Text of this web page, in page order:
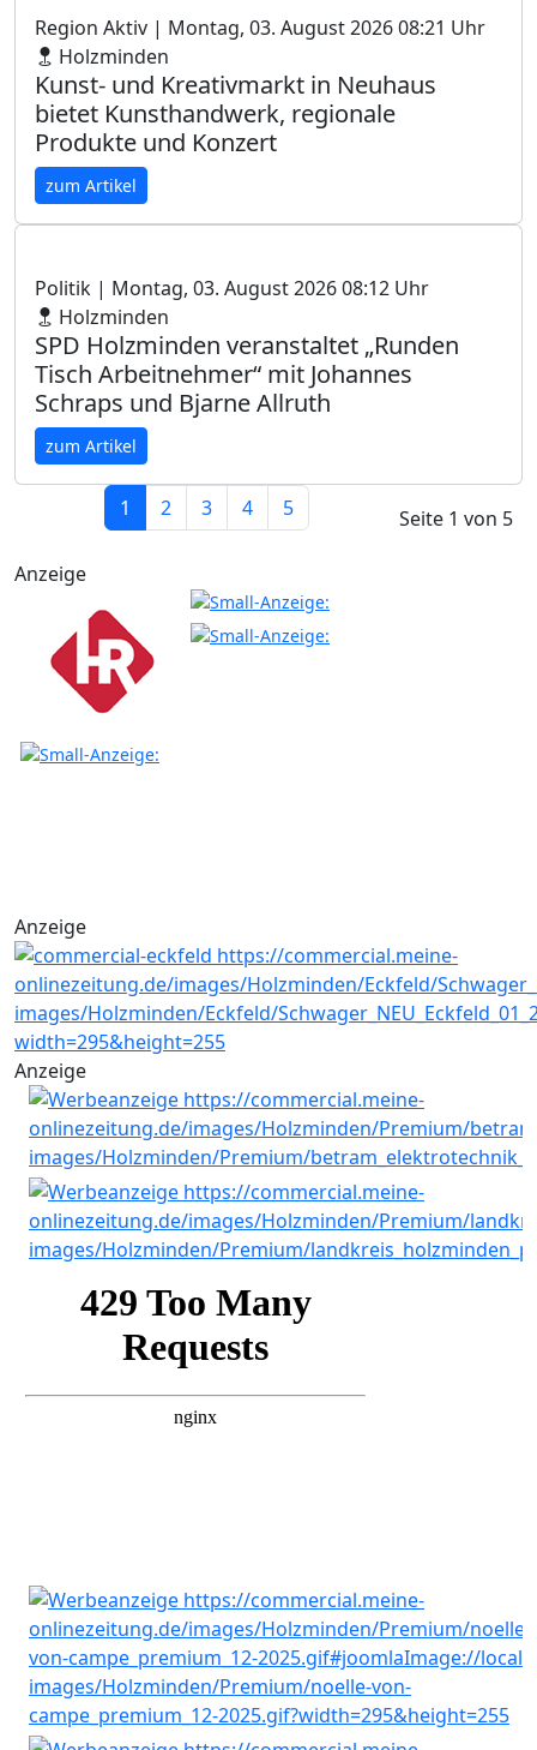
Region Aktiv | Montag, 03. August 2026 08:21 Uhr
Holzminden
Kunst- und Kreativmarkt in Neuhaus
bietet Kunsthandwerk, regionale
Produkte und Konzert
zum Artikel
Politik | Montag, 03. August 2026 08:12 Uhr
Holzminden
SPD Holzminden veranstaltet „Runden
Tisch Arbeitnehmer“ mit Johannes
Schraps und Bjarne Allruth
zum Artikel
Seite 1 von 5
1 2 3 4 5
Anzeige
Anzeige
Anzeige